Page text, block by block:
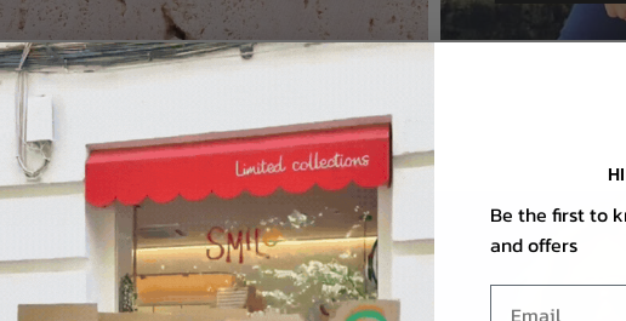
Be the first to
and offers